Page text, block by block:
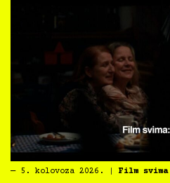
― 5. kolovoza 2026. Film svima